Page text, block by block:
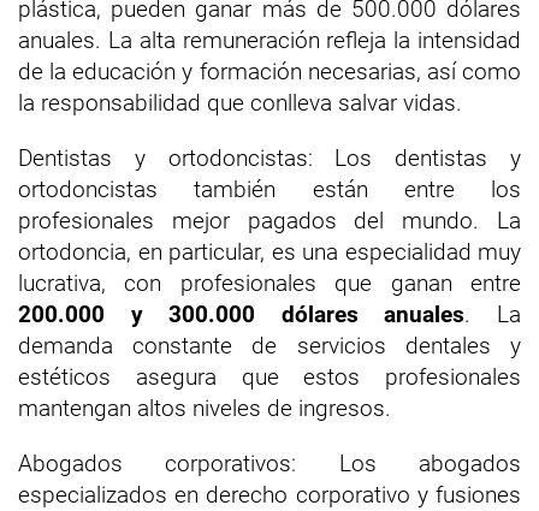
plástica, pueden ganar más de 500.000 dólares
anuales. La alta remuneración refleja la intensidad
de la educación y formación necesarias, así como
la responsabilidad que conlleva salvar vidas.
Dentistas y ortodoncistas: Los dentistas y
ortodoncistas también están entre los
profesionales mejor pagados del mundo. La
ortodoncia, en particular, es una especialidad muy
lucrativa, con profesionales que ganan entre
200.000 y 300.000 dólares anuales. La
demanda constante de servicios dentales y
estéticos asegura que estos profesionales
mantengan altos niveles de ingresos.
Abogados corporativos: Los abogados
especializados en derecho corporativo y fusiones